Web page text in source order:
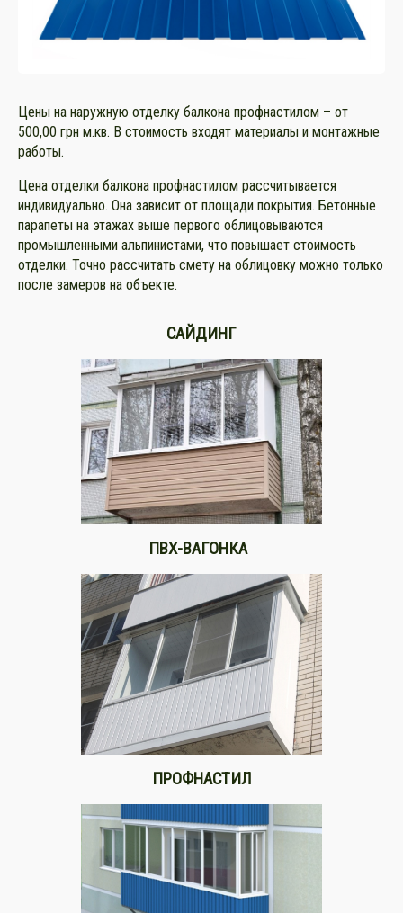
Цены на наружную отделку балкона профнастилом – от
500,00 грн м.кв. В стоимость входят материалы и монтажные
работы.
Цена отделки балкона профнастилом рассчитывается
индивидуально. Она зависит от площади покрытия. Бетонные
парапеты на этажах выше первого облицовываются
промышленными альпинистами, что повышает стоимость
отделки. Точно рассчитать смету на облицовку можно только
после замеров на объекте.
САЙДИНГ
ПВХ-ВАГОНКА
ПРОФНАСТИЛ